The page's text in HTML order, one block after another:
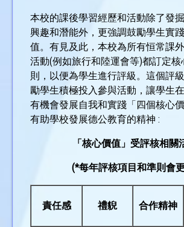
本校的課後學習經歷和活動除了發
興趣和潛能外，更強調鼓勵學生實
值。有見及此，本校為所有恒常課
活動(例如旅行和陸運會等)都訂定
則，以便為學生進行評級。這個評
勵學生積極投入參與活動，讓學生
有機會發展自我和實踐「四個核心
有助學校發展德公教育的精神 :
「核心價值」受評核相關
(*每年評核項目和準則會
責任感 禮貎 合作精神